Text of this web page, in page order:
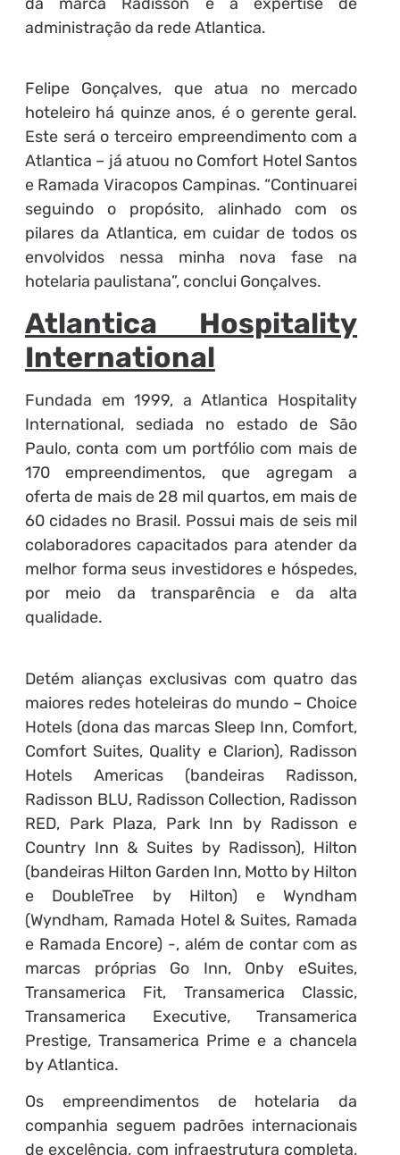
administração da rede Atlantica.
Felipe Gonçalves, que atua no mercado
hoteleiro há quinze anos, é o gerente geral.
Este será o terceiro empreendimento com a
Atlantica – já atuou no Comfort Hotel Santos
e Ramada Viracopos Campinas. “Continuarei
seguindo o propósito, alinhado com os
pilares da Atlantica, em cuidar de todos os
envolvidos nessa minha nova fase na
hotelaria paulistana”, conclui Gonçalves.
Atlantica Hospitality
International
Fundada em 1999, a Atlantica Hospitality
International, sediada no estado de São
Paulo, conta com um portfólio com mais de
170 empreendimentos, que agregam a
oferta de mais de 28 mil quartos, em mais de
60 cidades no Brasil. Possui mais de seis mil
colaboradores capacitados para atender da
melhor forma seus investidores e hóspedes,
por meio da transparência e da alta
qualidade.
Detém alianças exclusivas com quatro das
maiores redes hoteleiras do mundo – Choice
Hotels (dona das marcas Sleep Inn, Comfort,
Comfort Suites, Quality e Clarion), Radisson
Hotels Americas (bandeiras Radisson,
Radisson BLU, Radisson Collection, Radisson
RED, Park Plaza, Park Inn by Radisson e
Country Inn & Suites by Radisson), Hilton
(bandeiras Hilton Garden Inn, Motto by Hilton
e DoubleTree by Hilton) e Wyndham
(Wyndham, Ramada Hotel & Suites, Ramada
e Ramada Encore) -, além de contar com as
marcas próprias Go Inn, Onby eSuites,
Transamerica Fit, Transamerica Classic,
Transamerica Executive, Transamerica
Prestige, Transamerica Prime e a chancela
by Atlantica.
Os empreendimentos de hotelaria da
companhia seguem padrões internacionais
de excelência, com infraestrutura completa,